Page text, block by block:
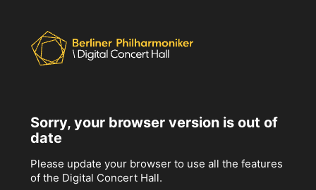
Sorry, your browser version is out of
date
Please update your browser to use all the features
of the Digital Concert Hall.